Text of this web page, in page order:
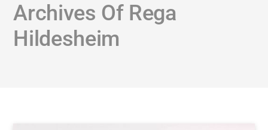
Archives Of Rega
Hildesheim